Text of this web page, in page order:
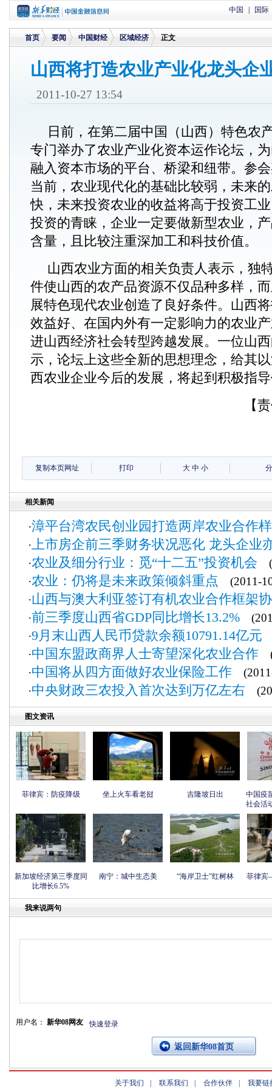
中国 国际
首页
>
要闻
>
中国财经
>
区域经济 正文
山西将打造农业产业化龙头企
2011-10-27 13:54
日前，在第二届中国（山西）特色农
专门举办了农业产业化资本运作论坛，
融入资本市场的平台、桥梁和纽带。参
当前，农业现代化的基础比较弱，未来
快，未来投资农业的收益将高于投资工
投资的青睐，企业一定要做新型农业，
含量，且比较注重深加工和科技价值。
山西农业方面的相关负责人表示，独
件使山西的农产品资源不仅品种多样，
展特色现代农业创造了良好条件。山西
效益好、在国内外有一定影响力的农业
进山西经济社会转型跨越发展。一位山
示，论坛上这些全新的思想理念，给其
西农业企业今后的发展，将起到积极指
【
复制本页网址 打印 大 中 小
相关新闻
·漳平台湾农民创业园打造两岸农业合作
·上市房企前三季财务状况恶化 龙头企业
·农业及细分行业：觅“十二五”投资机会
·农业：仍将是未来政策倾斜重点 (2011-
·山西与澳大利亚签订有机农业合作框架
·前三季度山西省GDP同比增长13.2%
·9月末山西人民币贷款余额10791.14亿元
·中国东盟政商界人士寄望深化农业合作
·中国将从四方面做好农业保险工作
·中央财政三农投入首次达到万亿左右
图文资讯
菲律宾：防疫降级 坐上火车看老挝 吉隆坡日出
中国疫
社会活
新加坡经济第三季度同
比增长6.5%
南宁：城中生态美 “海岸卫士”红树林 菲律宾
我来说两句
用户名： 新华08网友 快速登录
返回新华08首页
关于我们 联系我们 合作伙伴 我要链